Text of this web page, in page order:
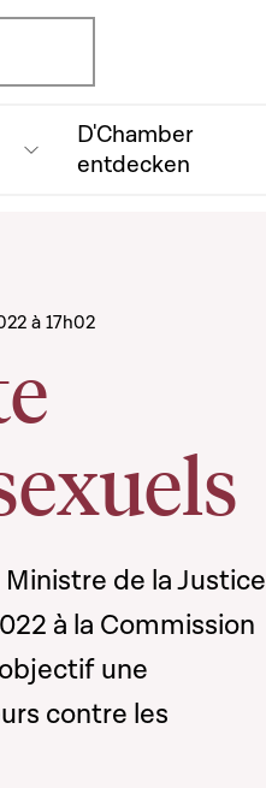
D'Chamber
entdecken
à 17h02
Ministre de la Justice
à la Commission
une
contre les